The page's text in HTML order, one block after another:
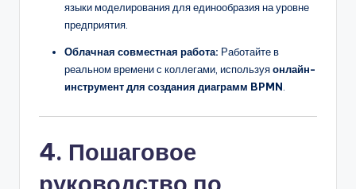
языки моделирования для единообразия на уровне
предприятия.
Облачная совместная работа: Работайте в
реальном времени с коллегами, используяонлайн-
инструмент для создания диаграмм BPMN.
4. Пошаговое